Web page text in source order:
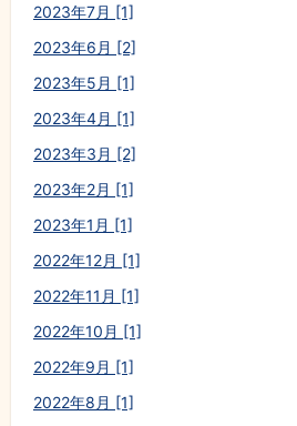
2023年7月 [1]
2023年6月 [2]
2023年5月 [1]
2023年4月 [1]
2023年3月 [2]
2023年2月 [1]
2023年1月 [1]
2022年12月 [1]
2022年11月 [1]
2022年10月 [1]
2022年9月 [1]
2022年8月 [1]